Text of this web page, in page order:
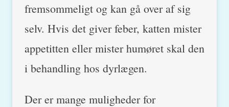
fremsommeligt og kan gå over af sig
selv. Hvis det giver feber, katten mister
appetitten eller mister humøret skal den
i behandling hos dyrlægen.
Der er mange muligheder for